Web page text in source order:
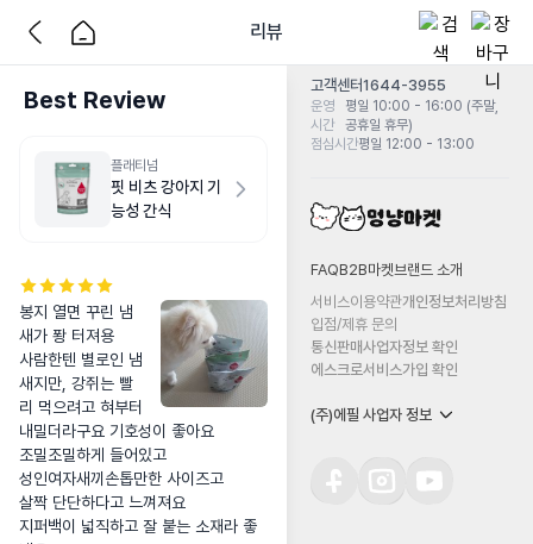
리뷰
Best Review
플래티넘
핏 비츠 강아지 기
능성 간식
봉지 열면 꾸린 냄
새가 퐝 터져용
사람한텐 별로인 냄
새지만, 강쥐는 빨
리 먹으려고 혀부터
내밀더라구요 기호성이 좋아요
조밀조밀하게 들어있고
성인여자새끼손톱만한 사이즈고
살짝 단단하다고 느껴져요
지퍼백이 넓직하고 잘 붙는 소재라 좋
고객센터1644-3955
운영
시간
평일 10:00 - 16:00 (주말,
공휴일 휴무)
점심시간평일 12:00 - 13:00
FAQB2B마켓 브랜드 소개
서비스이용약관개인정보처리방침
입점/제휴 문의
통신판매사업자정보 확인
에스크로서비스가입 확인
(주)에필 사업자 정보